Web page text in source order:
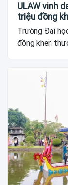
ULAW vinh
triệu đồng
Trường Đại
đồng khen